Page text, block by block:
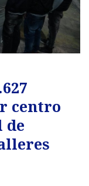
centro
de